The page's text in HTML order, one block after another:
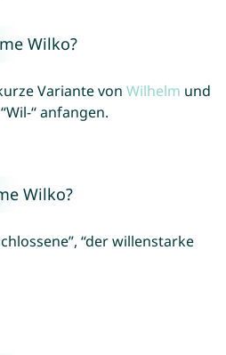
Wilko?
Variante von Wilhelm und
“ anfangen.
Wilko?
“der willenstarke